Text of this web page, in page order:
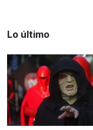
Lo último